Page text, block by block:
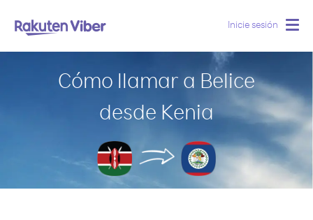
Inicie sesión
Cómo llamar a Belice
desde Kenia